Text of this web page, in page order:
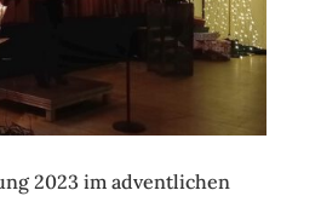
2023 im adventlichen